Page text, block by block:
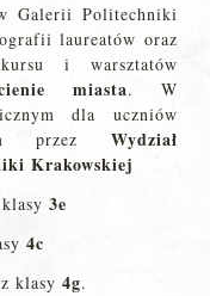
Galerii Politechniki
laureatów oraz
i warsztatów
miasta. W
dla uczniów
przez Wydział
Krakowskiej
3e
4c
z klasy4g.